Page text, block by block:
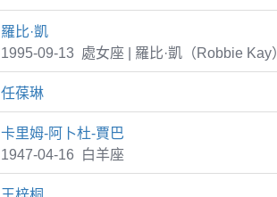
羅比·凱
1995-09-13 處女座 | 羅比·凱（Robbie Kay
任葆琳
卡里姆-阿卜杜-賈巴
1947-04-16 白羊座